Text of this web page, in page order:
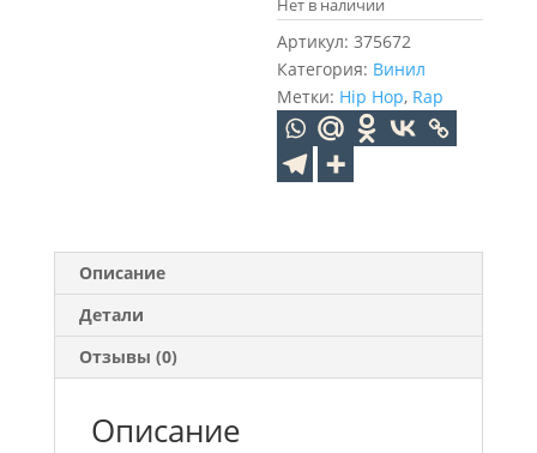
Нет в наличии
Артикул:375672
Категория: Винил
Метки: Hip Hop, Rap
Описание
Детали
Отзывы (0)
Описание